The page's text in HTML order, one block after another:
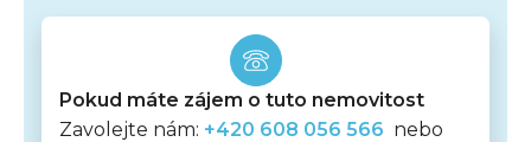
Pokud máte zájem o tuto nemovitost
Zavolejte nám: +420 608 056 566 nebo